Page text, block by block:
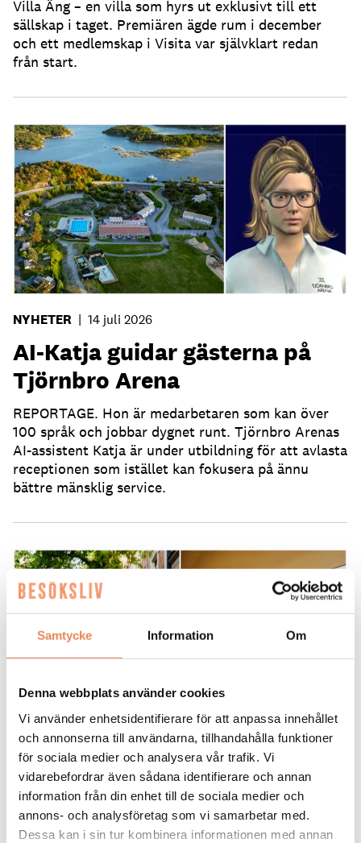
Samtycke Information Om
Denna webbplats använder cookies
Vi använder enhetsidentifierare för att anpassa innehållet
och annonserna till användarna, tillhandahålla funktioner
för sociala medier och analysera vår trafik. Vi
vidarebefordrar även sådana identifierare och annan
information från din enhet till de sociala medier och
annons- och analysföretag som vi samarbetar med.
Dessa kan i sin tur kombinera informationen med annan
Villa Äng – en villa som hyrs ut exklusivt till ett
sällskap i taget. Premiären ägde rum i december
och ett medlemskap i Visita var självklart redan
från start.
NYHETER | 14 juli 2026
AI-Katja guidar gästerna på
Tjörnbro Arena
REPORTAGE. Hon är medarbetaren som kan över
100 språk och jobbar dygnet runt. Tjörnbro Arenas
AI-assistent Katja är under utbildning för att avlasta
receptionen som istället kan fokusera på ännu
bättre mänsklig service.
NYHETER | 1 juli 2026
Ute är inne –
uteserveringarnas betydelse
ökar